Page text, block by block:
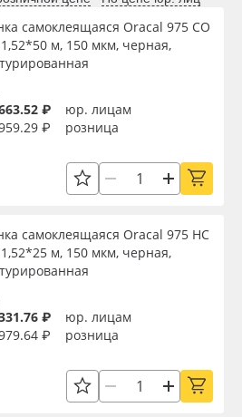
самоклеящаяся Oracal 975 CO
м, 150 мкм, черная,
₽
юр. лицам
₽
розница
самоклеящаяся Oracal 975 HC
м, 150 мкм, черная,
₽
юр. лицам
₽
розница